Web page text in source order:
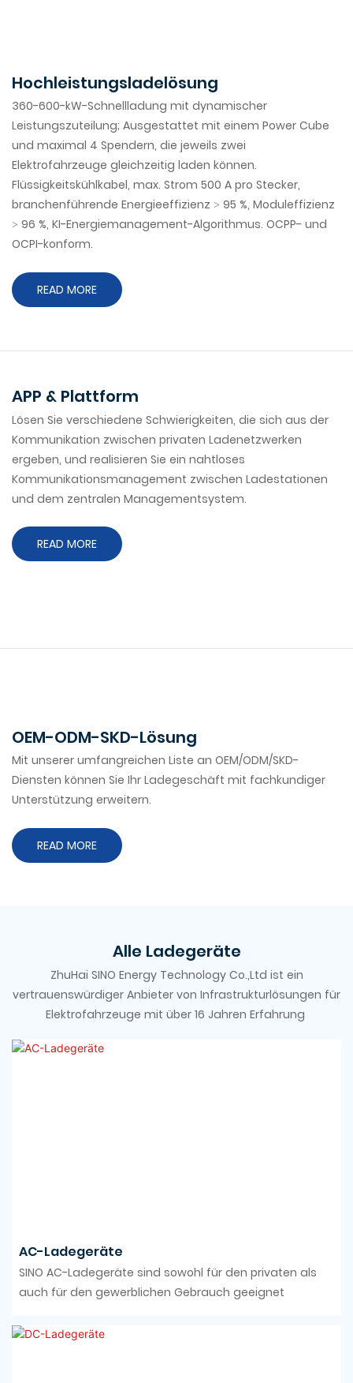
Hochleistungsladelösung
360-600-kW-Schnellladung mit dynamischer
Leistungszuteilung; Ausgestattet mit einem Power Cube
und maximal 4 Spendern, die jeweils zwei
Elektrofahrzeuge gleichzeitig laden können.
Flüssigkeitskühlkabel, max. Strom 500 A pro Stecker,
branchenführende Energieeffizienz > 95 %, Moduleffizienz
> 96 %, KI-Energiemanagement-Algorithmus. OCPP- und
OCPI-konform.
READ MORE
APP & Plattform
Lösen Sie verschiedene Schwierigkeiten, die sich aus der
Kommunikation zwischen privaten Ladenetzwerken
ergeben, und realisieren Sie ein nahtloses
Kommunikationsmanagement zwischen Ladestationen
und dem zentralen Managementsystem.
READ MORE
OEM-ODM-SKD-Lösung
Mit unserer umfangreichen Liste an OEM/ODM/SKD-
Diensten können Sie Ihr Ladegeschäft mit fachkundiger
Unterstützung erweitern.
READ MORE
Alle Ladegeräte
ZhuHai SINO Energy Technology Co.,Ltd ist ein
vertrauenswürdiger Anbieter von Infrastrukturlösungen für
Elektrofahrzeuge mit über 16 Jahren Erfahrung
AC-Ladegeräte
SINO AC-Ladegeräte sind sowohl für den privaten als
auch für den gewerblichen Gebrauch geeignet